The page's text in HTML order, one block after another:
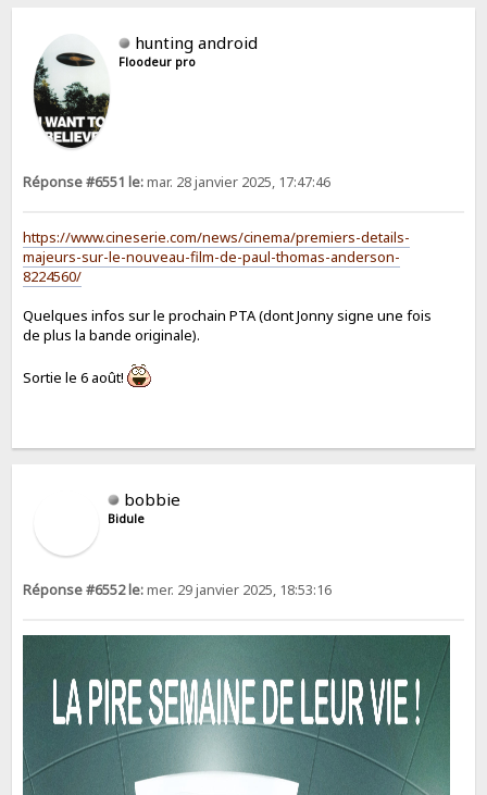
hunting android
Floodeur pro
Réponse #6551 le:mar. 28 janvier 2025, 17:47:46
https://www.cineserie.com/news/cinema/premiers-details-
majeurs-sur-le-nouveau-film-de-paul-thomas-anderson-
8224560/
Quelques infos sur le prochain PTA (dont Jonny signe une fois
de plus la bande originale).
Sortie le 6 août!
bobbie
Bidule
Réponse #6552 le:mer. 29 janvier 2025, 18:53:16